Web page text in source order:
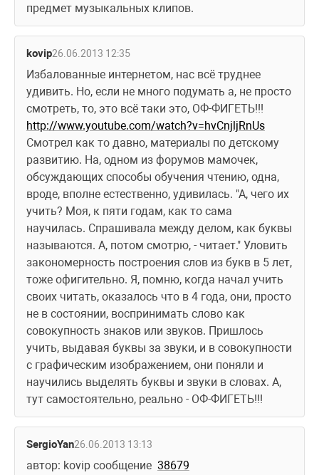
предмет музыкальных клипов.
kovip26.06.2013 12:35
Избалованные интернетом, нас всё труднее
удивить. Но, если не много подумать а, не просто
http://www.youtube.com/watch?v=hvCnjljRnUs
Смотрел как то давно, материалы по детскому
развитию. На, одном из форумов мамочек,
обсуждающих способы обучения чтению, одна,
вроде, вполне естественно, удивилась. "А, чего их
учить? Моя, к пяти годам, как то сама
научилась. Спрашивала между делом, как буквы
называются. А, потом смотрю, - читает." Уловить
закономерность построения слов из букв в 5 лет,
тоже офигительно. Я, помню, когда начал учить
своих читать, оказалось что в 4 года, они, просто
не в состоянии, воспринимать слово как
совокупность знаков или звуков. Пришлось
учить, выдавая буквы за звуки, и в совокупности
с графическим изображением, они поняли и
научились выделять буквы и звуки в словах. А,
тут самостоятельно, реально - ОФ-ФИГЕТЬ!!!
SergioYan26.06.2013 13:13
автор: kovip сообщение 38679